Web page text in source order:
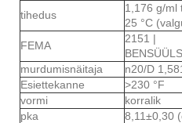
tihedus
1,176 g/ml
25 °C
FEMA
2151 |
murdumisnäitaja
n20/D
Esiettekanne
>230 °F
vormi
korralik
pka
8,11±0,30